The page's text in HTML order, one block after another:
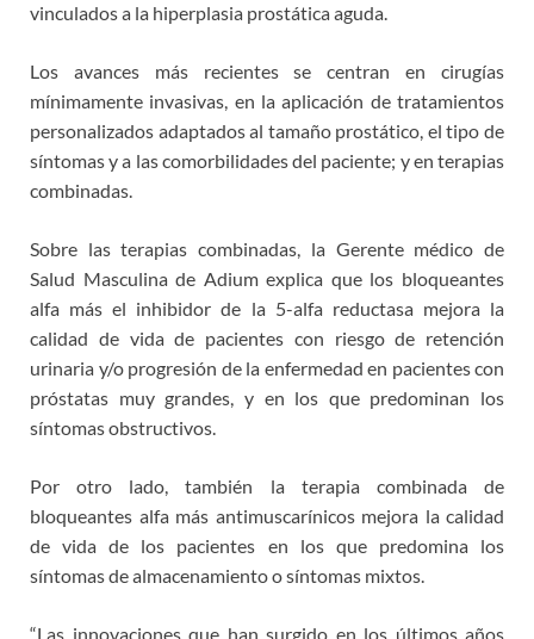
vinculados a la hiperplasia prostática aguda.
Los avances más recientes se centran en cirugías
mínimamente invasivas, en la aplicación de tratamientos
personalizados adaptados al tamaño prostático, el tipo de
síntomas y a las comorbilidades del paciente; y en terapias
combinadas.
Sobre las terapias combinadas, la Gerente médico de
Salud Masculina de Adium explica que los bloqueantes
alfa más el inhibidor de la 5-alfa reductasa mejora la
calidad de vida de pacientes con riesgo de retención
urinaria y/o progresión de la enfermedad en pacientes con
próstatas muy grandes, y en los que predominan los
síntomas obstructivos.
Por otro lado, también la terapia combinada de
bloqueantes alfa más antimuscarínicos mejora la calidad
de vida de los pacientes en los que predomina los
síntomas de almacenamiento o síntomas mixtos.
“Las innovaciones que han surgido en los últimos años